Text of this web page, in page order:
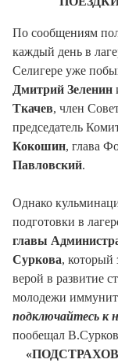
По сообщениям
каждый день в
Селигере уже
Дмитрий Зеленин
Ткачев, член
председатель
Кокошин, глава
Павловский.
Однако
подготовки в
главы
Суркова, который
верой в развитие
молодежи
подключайтесь к
пообещал